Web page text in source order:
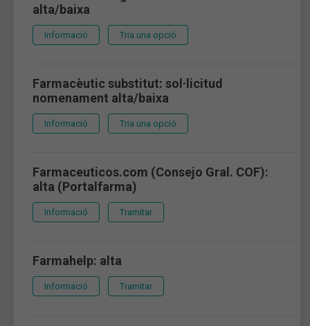
alta/baixa
Informació Tria una opció
Farmacèutic substitut: sol·licitud
nomenament alta/baixa
Informació Tria una opció
Farmaceuticos.com (Consejo Gral. COF):
alta (Portalfarma)
Informació Tramitar
Farmahelp: alta
Informació Tramitar